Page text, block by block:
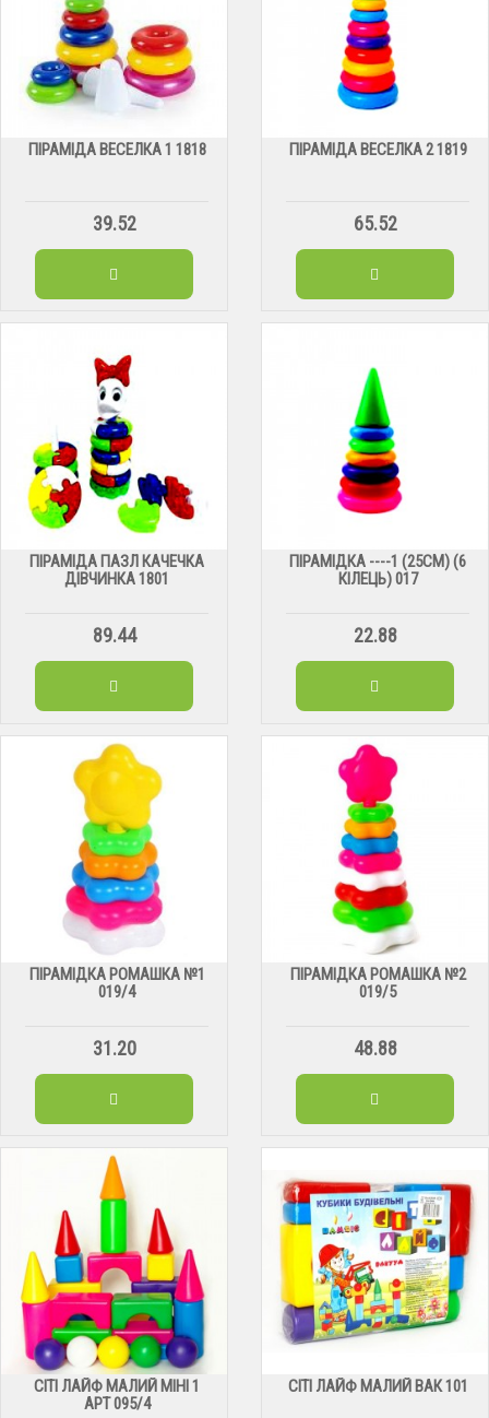
ПІРАМІДА ВЕСЕЛКА 1 1818
39.52
ПІРАМІДА ВЕСЕЛКА 2 1819
65.52
ПІРАМІДА ПАЗЛ КАЧЕЧКА
ДІВЧИНКА 1801
89.44
ПІРАМІДКА ----1 (25СМ) (6
КІЛЕЦЬ) 017
22.88
ПІРАМІДКА РОМАШКА №1
019/4
31.20
ПІРАМІДКА РОМАШКА №2
019/5
48.88
СІТІ ЛАЙФ МАЛИЙ МІНІ 1
АРТ 095/4
СІТІ ЛАЙФ МАЛИЙ ВАК 101